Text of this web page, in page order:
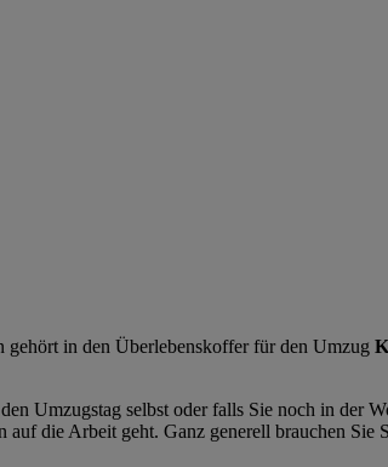
gehört in den Überlebenskoffer für den Umzug
Umzugstag selbst oder falls Sie noch in der
auf die Arbeit geht. Ganz generell brauchen Sie